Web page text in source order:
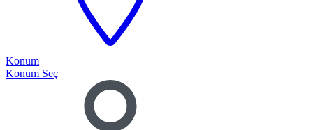
Konum
Konum Seç